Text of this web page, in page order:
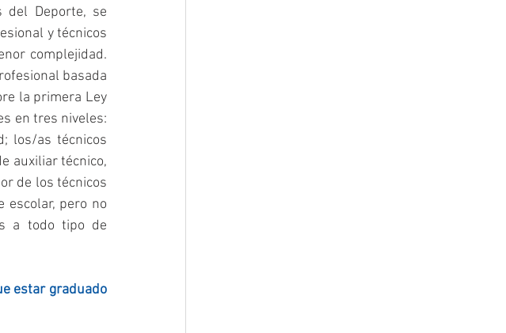
del Deporte, se
y técnicos
complejidad.
basada
la primera Ley
en tres niveles:
los/as técnicos
auxiliar técnico,
de los técnicos
escolar, pero no
a todo tipo de
estar graduado